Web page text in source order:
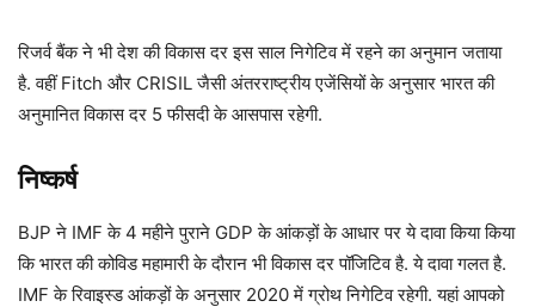
रिजर्व बैंक ने भी देश की विकास दर इस साल निगेटिव में रहने का अनुमान जताया
है. वहीं Fitch और CRISIL जैसी अंतरराष्ट्रीय एजेंसियों के अनुसार भारत की
अनुमानित विकास दर 5 फीसदी के आसपास रहेगी.
निष्कर्ष
BJP ने IMF के 4 महीने पुराने GDP के आंकड़ों के आधार पर ये दावा किया किया
कि भारत की कोविड महामारी के दौरान भी विकास दर पॉजिटिव है. ये दावा गलत है.
IMF के रिवाइस्ड आंकड़ों के अनुसार 2020 में ग्रोथ निगेटिव रहेगी. यहां आपको